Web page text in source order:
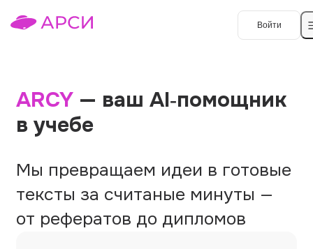
Войти
Темы работ
О компании
Наши гарантии
ARCY — ваш AI‑помощник
в учебе
Мы превращаем идеи в готовые
тексты за считаные минуты —
от рефератов до дипломов